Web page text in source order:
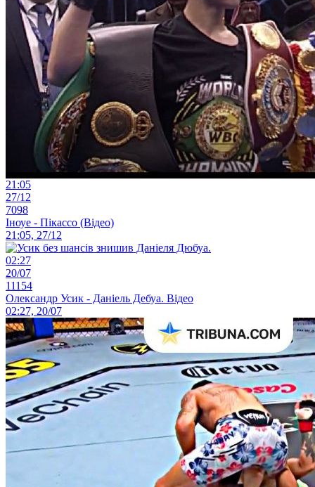
21:05
27/12
7098
Іноуе - Пікассо (Відео)
21:05, 27/12
02:27
20/07
11154
Олександр Усик - Даніель Дебуа. Відео
02:27, 20/07